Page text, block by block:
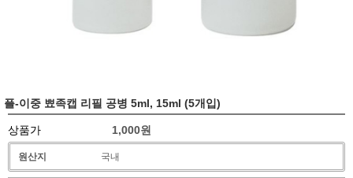
플-이중 뾰족캡 리필 공병 5ml, 15ml (5개입)
상품가 1,000원
원산지 국내